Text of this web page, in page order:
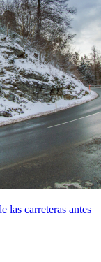
las carreteras antes